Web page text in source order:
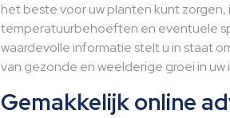
het beste voor uw planten kunt
temperatuurbehoeften en eventuele
waardevolle informatie stelt u in staat
van gezonde en weelderige groei in uw
Gemakkelijk online